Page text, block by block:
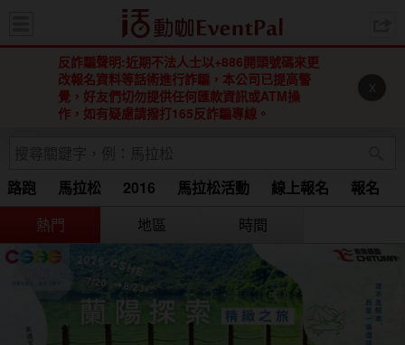
活動
反詐騙聲明:近期不法人士以+886開頭號碼來更
改報名資料等話術進行詐騙，本公司已提高警
覺，好友們切勿提供任何匯款資訊或ATM操
作，如有疑慮請撥打165反詐騙專線。
X
路跑 馬拉松 2016 馬拉松活動 線上報名
報名
Running
馬拉松 2015
熱門
地區 時間